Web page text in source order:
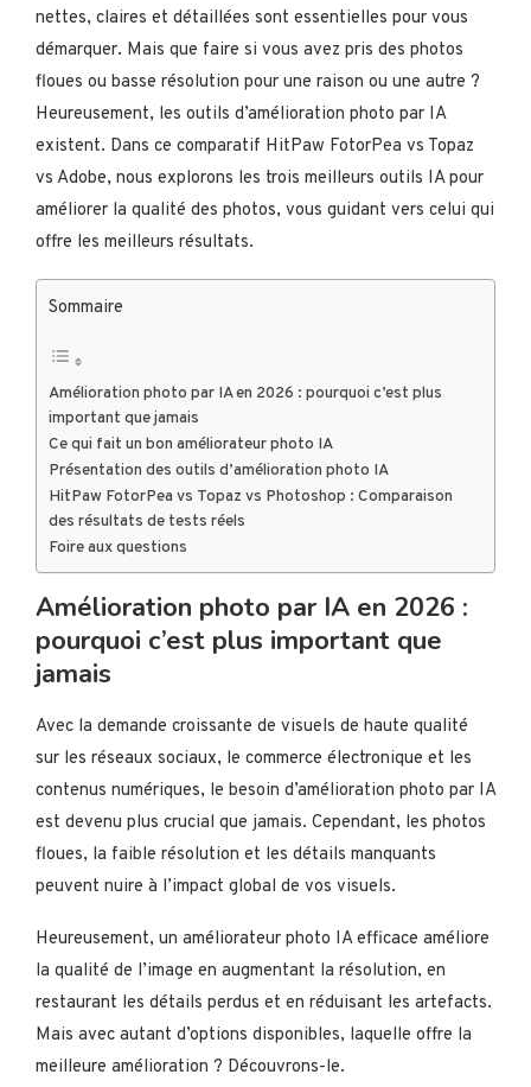
nettes, claires et détaillées sont essentielles pour vous
démarquer. Mais que faire si vous avez pris des photos
floues ou basse résolution pour une raison ou une autre ?
Heureusement, les outils d’amélioration photo par IA
existent. Dans ce comparatif HitPaw FotorPea vs Topaz
vs Adobe, nous explorons les trois meilleurs outils IA pour
améliorer la qualité des photos, vous guidant vers celui qui
offre les meilleurs résultats.
Sommaire
Amélioration photo par IA en 2026 : pourquoi c’est plus
important que jamais
Ce qui fait un bon améliorateur photo IA
Présentation des outils d’amélioration photo IA
HitPaw FotorPea vs Topaz vs Photoshop : Comparaison
des résultats de tests réels
Foire aux questions
Amélioration photo par IA en 2026 :
pourquoi c’est plus important que
jamais
Avec la demande croissante de visuels de haute qualité
sur les réseaux sociaux, le commerce électronique et les
contenus numériques, le besoin d’amélioration photo par IA
est devenu plus crucial que jamais. Cependant, les photos
floues, la faible résolution et les détails manquants
peuvent nuire à l’impact global de vos visuels.
Heureusement, un améliorateur photo IA efficace améliore
la qualité de l’image en augmentant la résolution, en
restaurant les détails perdus et en réduisant les artefacts.
Mais avec autant d’options disponibles, laquelle offre la
meilleure amélioration ? Découvrons-le.